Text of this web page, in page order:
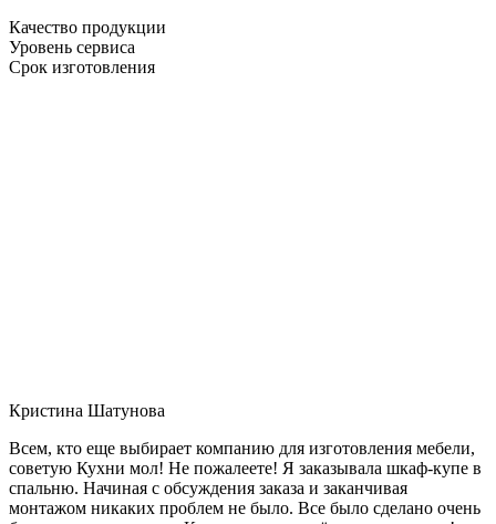
Качество продукции
Уровень сервиса
Срок изготовления
Кристина Шатунова
Всем, кто еще выбирает компанию для изготовления мебели,
советую Кухни мол! Не пожалеете! Я заказывала шкаф-купе в
спальню. Начиная с обсуждения заказа и заканчивая
монтажом никаких проблем не было. Все было сделано очень